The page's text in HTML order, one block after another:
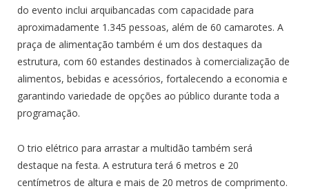
do evento inclui arquibancadas com capacidade para
aproximadamente 1.345 pessoas, além de 60 camarotes. A
praça de alimentação também é um dos destaques da
estrutura, com 60 estandes destinados à comercialização de
alimentos, bebidas e acessórios, fortalecendo a economia e
garantindo variedade de opções ao público durante toda a
programação.
O trio elétrico para arrastar a multidão também será
destaque na festa. A estrutura terá 6 metros e 20
centímetros de altura e mais de 20 metros de comprimento.